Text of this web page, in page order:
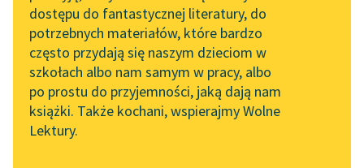
literatury skandynawskiej
Spotkanie z Katarzyną
Tunkiel w Oslo
102. lata temu zmarł
Joseph Conrad
API
OAI-PMH
Widget Wolnych Lektur
Przypisy
dostępu do fantastycznej literatury, do
potrzebnych materiałów, które bardzo
często przydają się naszym dzieciom w
szkołach albo nam samym w pracy, albo
po prostu do przyjemności, jaką dają nam
książki. Także kochani, wspierajmy Wolne
Lektury.
nam oczy
I odetchnąć da płucom,
i rozgorzeć da...
Czytaj więcej